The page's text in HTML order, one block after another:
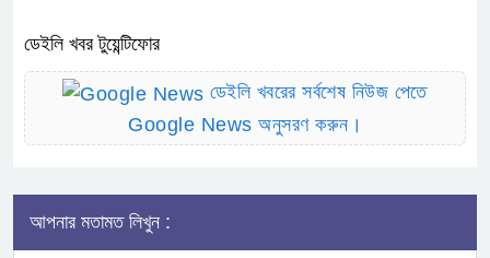
ডেইলি খবর টুয়েন্টিফোর
ডেইলি খবরের সর্বশেষ নিউজ পেতে
Google News অনুসরণ করুন।
আপনার মতামত লিখুন :